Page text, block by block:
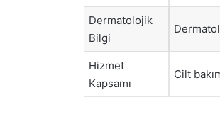
Dermatolojik
Bilgi
Hizmet
Kapsamı
Cilt